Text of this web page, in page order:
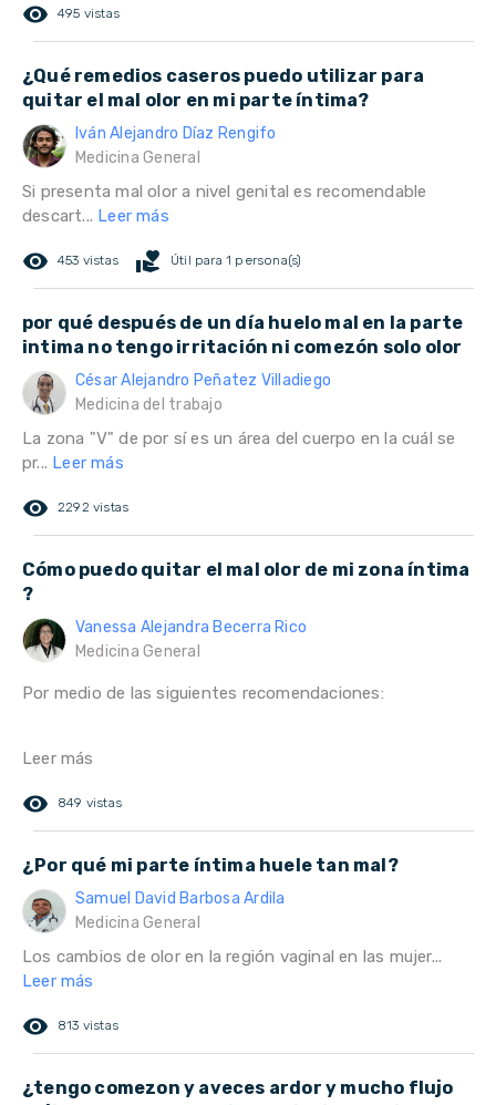
remove_red_eye 495 vistas
¿Qué remedios caseros puedo utilizar para
quitar el mal olor en mi parte íntima?
Iván Alejandro Díaz Rengifo
Medicina General
Si presenta mal olor a nivel genital es recomendable
descart... Leer más
remove_red_eye 453 vistas volunteer_activism Útil para 1 persona(s)
por qué después de un día huelo mal en la parte
intima no tengo irritación ni comezón solo olor
César Alejandro Peñatez Villadiego
Medicina del trabajo
La zona "V" de por sí es un área del cuerpo en la cuál se
pr... Leer más
remove_red_eye 2292 vistas
Cómo puedo quitar el mal olor de mi zona íntima
?
Vanessa Alejandra Becerra Rico
Medicina General
Por medio de las siguientes recomendaciones:
Leer más
remove_red_eye 849 vistas
¿Por qué mi parte íntima huele tan mal?
Samuel David Barbosa Ardila
Medicina General
Los cambios de olor en la región vaginal en las mujer...
Leer más
remove_red_eye 813 vistas
¿tengo comezon y aveces ardor y mucho flujo